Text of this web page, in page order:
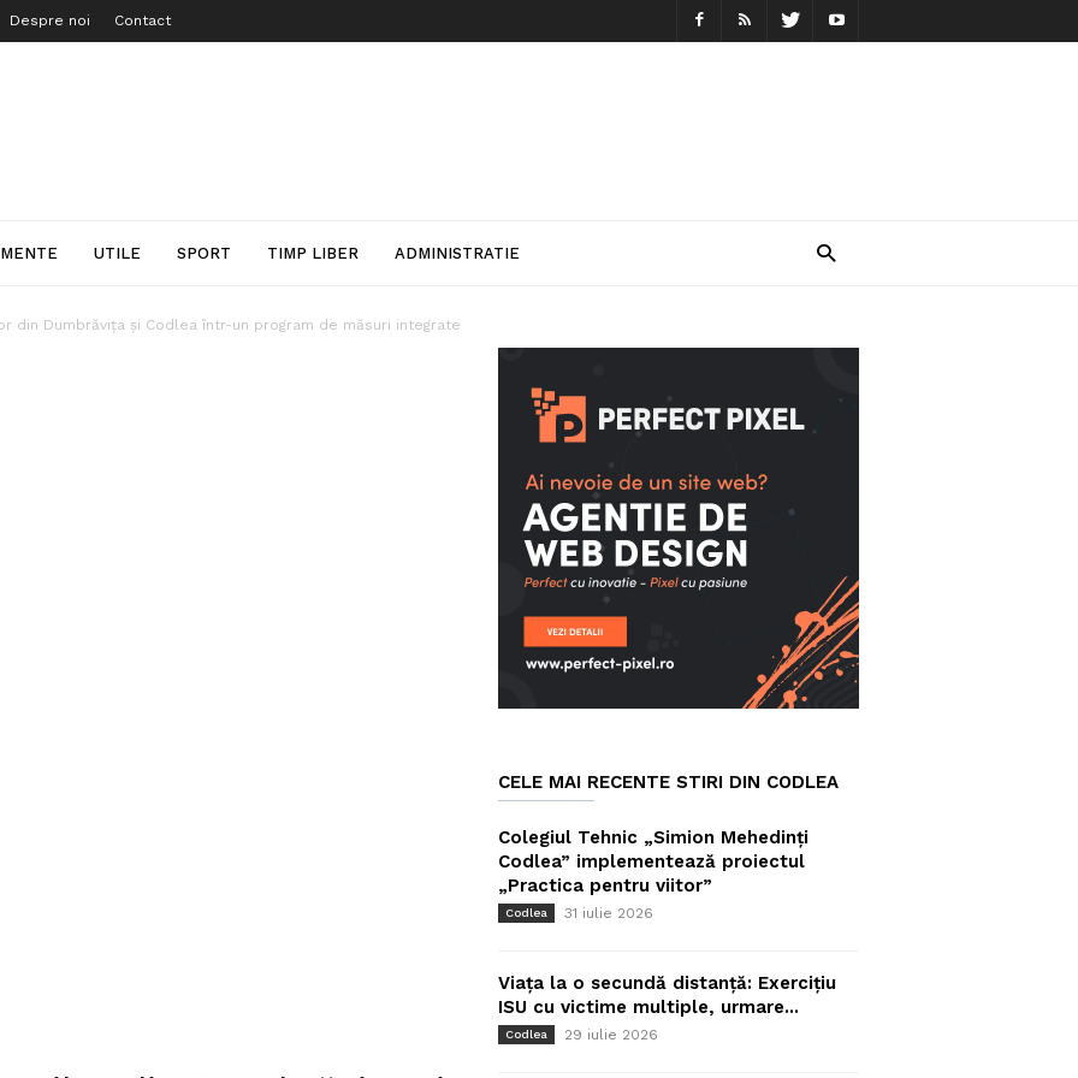
Despre noi Contact
UTILE SPORT TIMP LIBER ADMINISTRATIE
din Dumbrăvița și Codlea într-un program de măsuri integrate
CELE MAI RECENTE STIRI DIN CODLEA
Colegiul Tehnic „Simion Mehedinți
Codlea” implementează proiectul
„Practica pentru viitor”
Codlea 31 iulie 2026
Viața la o secundă distanță: Exercițiu
ISU cu victime multiple, urmare...
Codlea 29 iulie 2026